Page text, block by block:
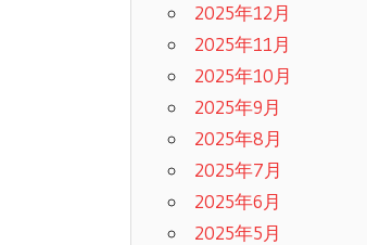
2025年12月
2025年11月
2025年10月
2025年9月
2025年8月
2025年7月
2025年6月
2025年5月